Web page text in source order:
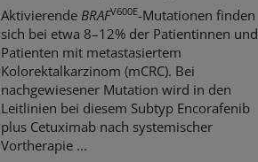
Aktivierende BRAFV600E-Mutationen finden
sich bei etwa 8–12% der Patientinnen und
Patienten mit metastasiertem
Kolorektalkarzinom (mCRC). Bei
nachgewiesener Mutation wird in den
Leitlinien bei diesem Subtyp Encorafenib
plus Cetuximab nach systemischer
Vortherapie ...